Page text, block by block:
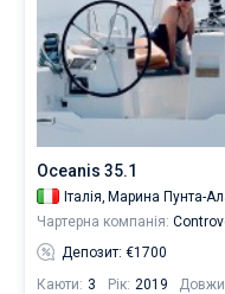
Oceanis 35.1
Італія, Марина Пунта-
Чартерна компанія:
Депозит: €1700
Каюти: 3 Рік: 2019